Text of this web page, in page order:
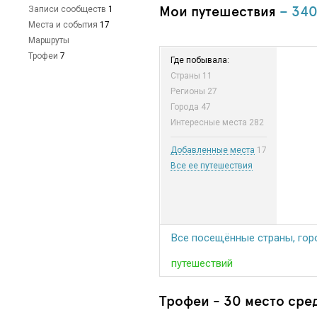
Записи сообществ 1
Места и события 17
Маршруты
Трофеи 7
Мои путешествия – 340
Где побывала:
Страны 11
Регионы 27
Города 47
Интересные места 282
Добавленные места 17
Все ее путешествия
Все посещённые страны,
путешествий
Трофеи - 30 место